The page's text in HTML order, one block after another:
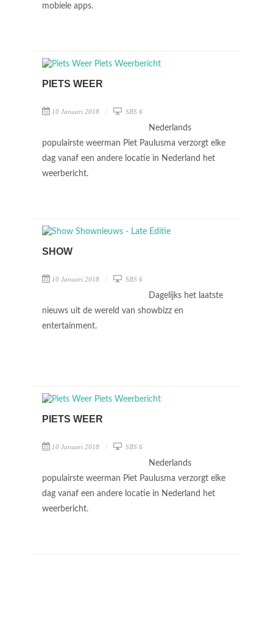
mobiele apps.
PIETS WEER
10 Januari 2018 SBS 6
Nederlands
populairste weerman Piet Paulusma verzorgt elke
dag vanaf een andere locatie in Nederland het
weerbericht.
SHOW
10 Januari 2018 SBS 6
Dagelijks het laatste
nieuws uit de wereld van showbizz en
entertainment.
PIETS WEER
10 Januari 2018 SBS 6
Nederlands
populairste weerman Piet Paulusma verzorgt elke
dag vanaf een andere locatie in Nederland het
weerbericht.